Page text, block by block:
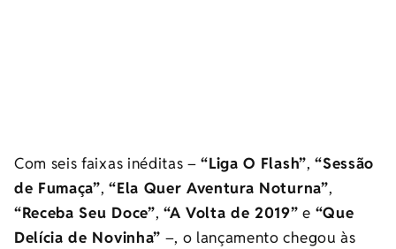
Com seis faixas inéditas –“Liga O Flash”,“Sessão
de Fumaça”,“Ela Quer Aventura Noturna”,
“Receba Seu Doce”, “A Volta de 2019” e “Que
Delícia de Novinha” –, o lançamento chegou às